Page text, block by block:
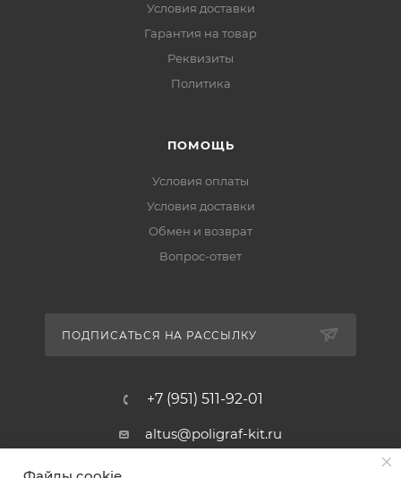
Условия доставки
Гарантия на товар
Реквизиты
Политика
ПОМОЩЬ
Условия оплаты
Условия доставки
Обмен и возврат
Вопрос-ответ
ПОДПИСАТЬСЯ НА РАССЫЛКУ
+7 (951) 511-92-01
altus@poligraf-kit.ru
Магазин-склад ТЦ "Альтус"